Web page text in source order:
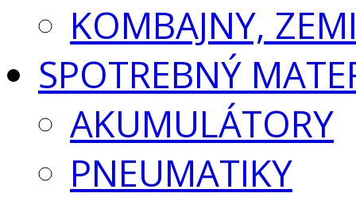
KOMBAJNY,
SPOTREBNÝ
AKUMULÁTORY
PNEUMATIKY